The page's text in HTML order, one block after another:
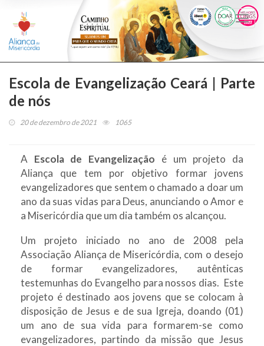
Escola de Evangelização Ceará | Parte
de nós
20 de dezembro de 2021 1065
A Escola de Evangelização é um projeto da
Aliança que tem por objetivo formar jovens
evangelizadores que sentem o chamado a doar um
ano da suas vidas para Deus, anunciando o Amor e
a Misericórdia que um dia também os alcançou.
Um projeto iniciado no ano de 2008 pela
Associação Aliança de Misericórdia, com o desejo
de formar evangelizadores, autênticas
testemunhas do Evangelho para nossos dias. Este
projeto é destinado aos jovens que se colocam à
disposição de Jesus e de sua Igreja, doando (01)
um ano de sua vida para formarem-se como
evangelizadores, partindo da missão que Jesus